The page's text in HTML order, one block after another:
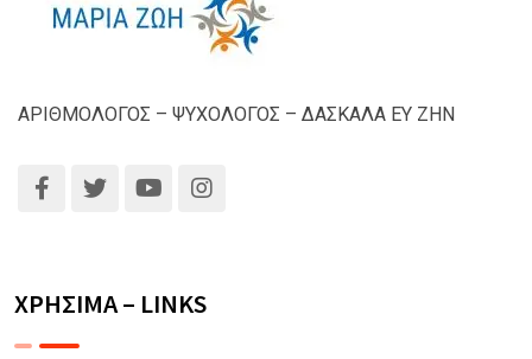
ΑΡΙΘΜΟΛΟΓΟΣ – ΨΥΧΟΛΟΓΟΣ – ΔΑΣΚΑΛΑ ΕΥ ΖΗΝ
ΧΡΗΣΙΜΑ – LINKS